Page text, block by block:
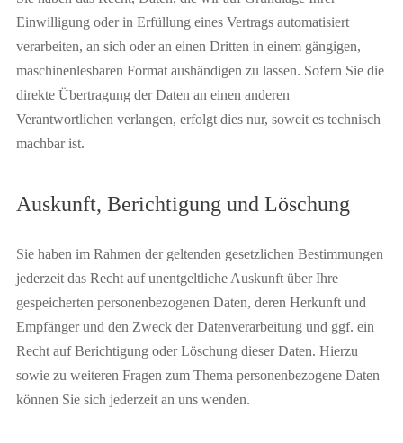
Einwilligung oder in Erfüllung eines Vertrags automatisiert
verarbeiten, an sich oder an einen Dritten in einem gängigen,
maschinenlesbaren Format aushändigen zu lassen. Sofern Sie die
direkte Übertragung der Daten an einen anderen
Verantwortlichen verlangen, erfolgt dies nur, soweit es technisch
machbar ist.
Auskunft, Berichtigung und Löschung
Sie haben im Rahmen der geltenden gesetzlichen Bestimmungen
jederzeit das Recht auf unentgeltliche Auskunft über Ihre
gespeicherten personenbezogenen Daten, deren Herkunft und
Empfänger und den Zweck der Datenverarbeitung und ggf. ein
Recht auf Berichtigung oder Löschung dieser Daten. Hierzu
sowie zu weiteren Fragen zum Thema personenbezogene Daten
können Sie sich jederzeit an uns wenden.